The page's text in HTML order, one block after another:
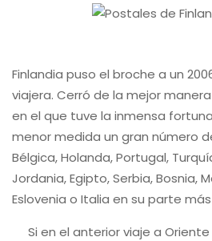
Finlandia puso el broche a un
viajera. Cerró de la mejor
en el que tuve la inmensa
menor medida un gran número
Bélgica, Holanda, Portugal,
Jordania, Egipto, Serbia, Bosnia,
Eslovenia o Italia en su parte
Si en el anterior viaje a